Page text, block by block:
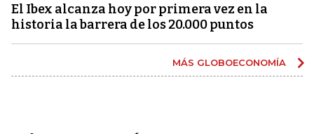
El Ibex alcanza hoy por primera vez en la
historia la barrera de los 20.000 puntos
MÁS GLOBOECONOMÍA